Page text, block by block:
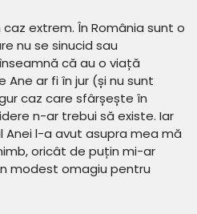
extrem. În România sunt o
nu se sinucid sau
că au o viață
Ane ar fi în jur (și nu sunt
caz care sfârșește în
n-ar trebui să existe. Iar
l-a avut asupra mea mă
oricât de puțin mi-ar
modest omagiu pentru